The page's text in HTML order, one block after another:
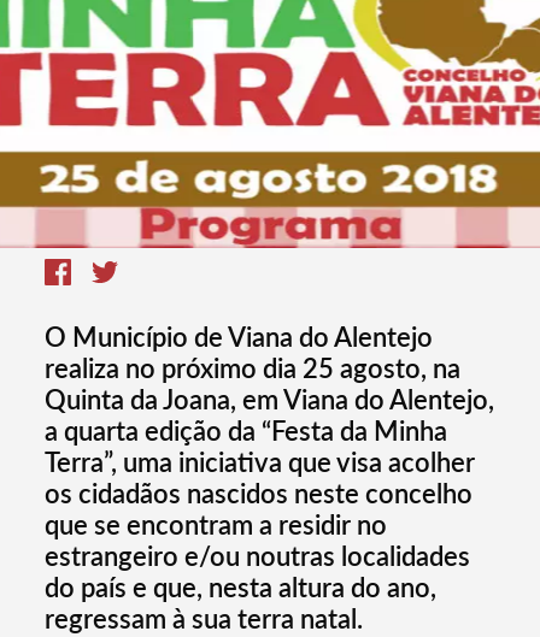
O Município de Viana do Alentejo
realiza no próximo dia 25 agosto, na
Quinta da Joana, em Viana do Alentejo,
a quarta edição da “Festa da Minha
Terra”, uma iniciativa que visa acolher
os cidadãos nascidos neste concelho
que se encontram a residir no
estrangeiro e/ou noutras localidades
do país e que, nesta altura do ano,
regressam à sua terra natal.